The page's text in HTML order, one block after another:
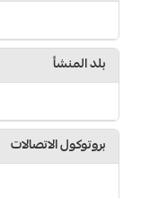
بلد المنشأ
بروتوكول الاتصالات